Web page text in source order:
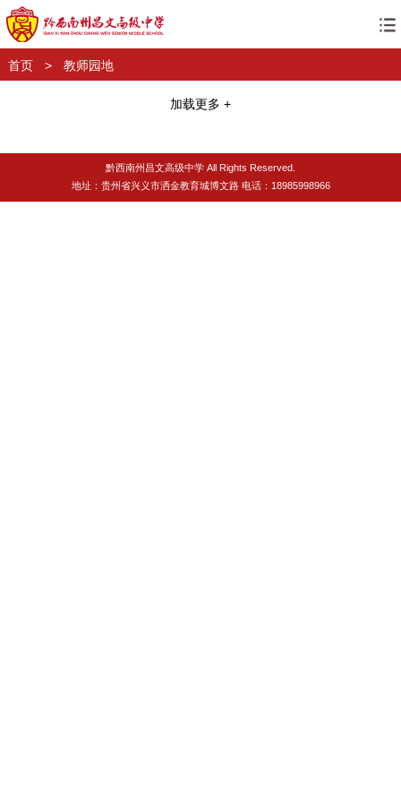
首页 > 教师园地
加载更多 +
黔西南州昌文高级中学 All Rights Reserved.
地址：贵州省兴义市洒金教育城博文路 电话：18985998966